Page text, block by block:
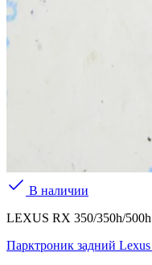
В наличии
LEXUS RX 350/350h/
Парктроник задний